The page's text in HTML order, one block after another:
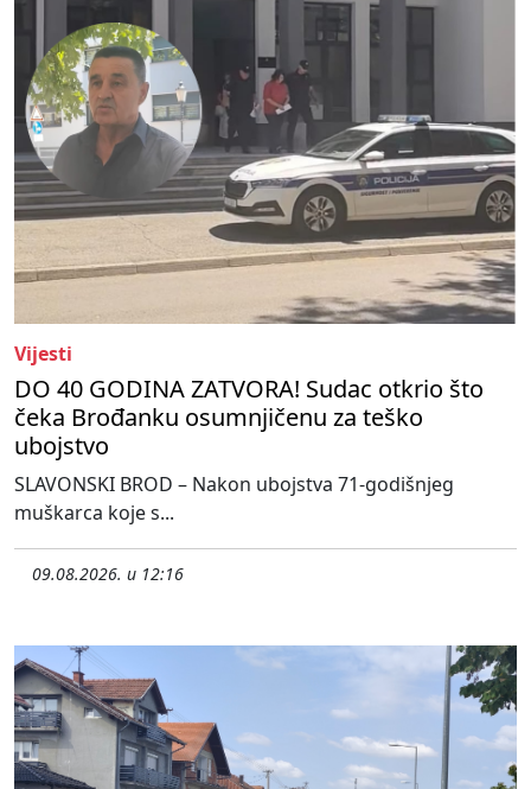
Vijesti
DO 40 GODINA ZATVORA! Sudac otkrio što
čeka Brođanku osumnjičenu za teško
ubojstvo
SLAVONSKI BROD – Nakon ubojstva 71-godišnjeg
muškarca koje s...
09.08.2026. u 12:16